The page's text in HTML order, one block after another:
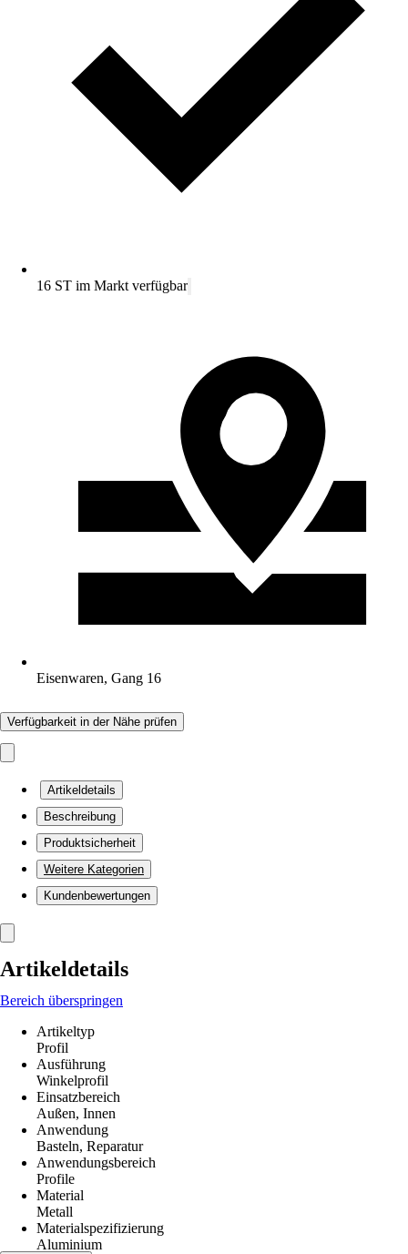
16 ST im Markt verfügbar
Eisenwaren, Gang 16
Verfügbarkeit in der Nähe prüfen
Artikeldetails
Beschreibung
Produktsicherheit
Weitere Kategorien
Kundenbewertungen
Artikeldetails
Bereich überspringen
Artikeltyp
Profil
Ausführung
Winkelprofil
Einsatzbereich
Außen, Innen
Anwendung
Basteln, Reparatur
Anwendungsbereich
Profile
Material
Metall
Materialspezifizierung
Aluminium